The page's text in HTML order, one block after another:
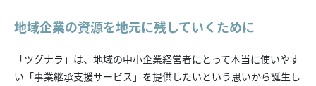
地域企業の資源を地元に残していくために
「ツグナラ」は、地域の中小企業経営者にとって本当に使いやす
い「事業継承支援サービス」を提供したいという思いから誕生し